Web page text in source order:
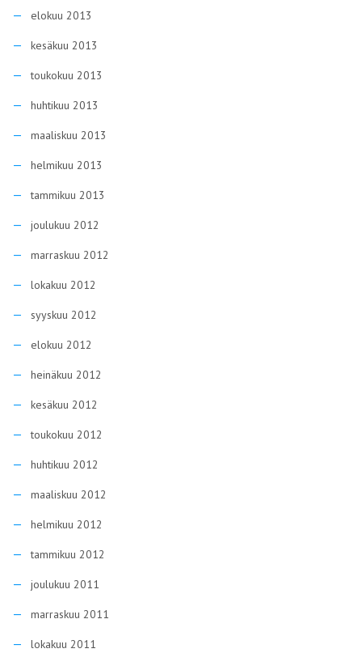
elokuu 2013
kesäkuu 2013
toukokuu 2013
huhtikuu 2013
maaliskuu 2013
helmikuu 2013
tammikuu 2013
joulukuu 2012
marraskuu 2012
lokakuu 2012
syyskuu 2012
elokuu 2012
heinäkuu 2012
kesäkuu 2012
toukokuu 2012
huhtikuu 2012
maaliskuu 2012
helmikuu 2012
tammikuu 2012
joulukuu 2011
marraskuu 2011
lokakuu 2011